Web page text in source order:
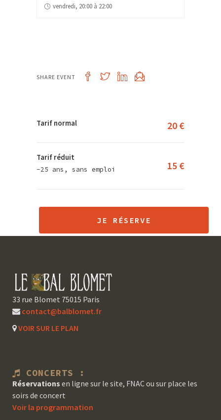
vendredi, 20:00 à 22:00
SHARE EVENT
Tarif normal 20 €
Tarif réduit
-25 ans, sans emploi 15 €
JE RÉSERVE
33 rue Blomet 75015 Paris
contact@balblomet.fr
VOIR SUR LE PLAN
CONCERTS :
Réservations en ligne sur le site, FNAC ou sur place les
soirs de concert
Voir la programmation